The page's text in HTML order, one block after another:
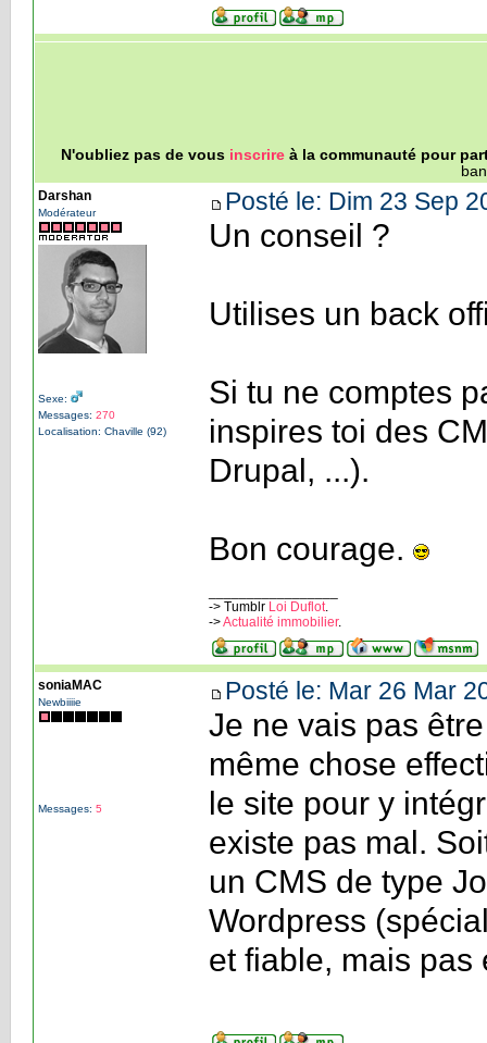
N'oubliez pas de vous inscrireà la communauté pour
Darshan
Modérateur
Sexe:
Messages: 270
Localisation: Chaville (92)
Posté le: Dim 23 Sep
Un conseil ?
Utilises un back
Si tu ne comptes
inspires toi des
Drupal, ...).
Bon courage.
-> Tumblr Loi Duflot.
->Actualité immobilier.
soniaMAC
Newbiiiie
Messages: 5
Posté le: Mar 26 Mar
Je ne vais pas
même chose
le site pour y
existe pas mal.
un CMS de type
Wordpress
et fiable, mais pas